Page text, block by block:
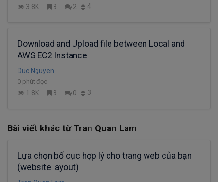
3.8K 3 2 4
Download and Upload file between Local and
AWS EC2 Instance
Duc Nguyen
0 phút đọc
1.8K 3 0 3
Bài viết khác từ Tran Quan Lam
Lựa chọn bố cục hợp lý cho trang web của bạn
(website layout)